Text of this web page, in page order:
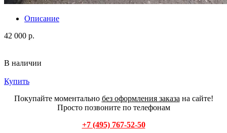
Описание
42 000 р.
В наличии
Купить
Покупайте моментально без оформления заказа на сайте!
Просто позвоните по телефонам
+7 (495) 767-52-50